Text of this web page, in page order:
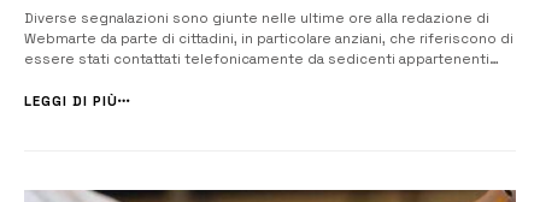
Diverse segnalazioni sono giunte nelle ultime ore alla redazione di
Webmarte da parte di cittadini, in particolare anziani, che riferiscono di
essere stati contattati telefonicamente da sedicenti appartenenti
stesso: dall’altra parte della cornetta una voce, presentandosi co...
LEGGI DI PIÙ